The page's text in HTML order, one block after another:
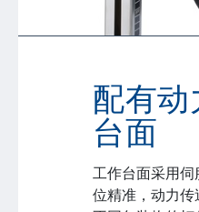
配有动
台面
工作台面采用
位精准，动力传